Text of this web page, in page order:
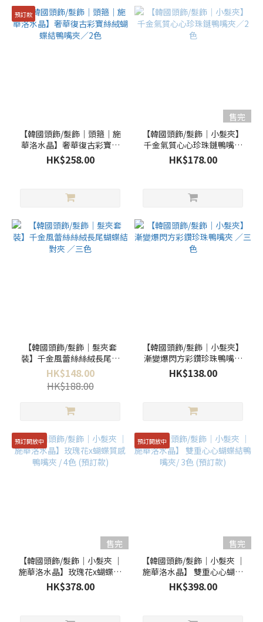
預訂款
【韓國頭飾/髮飾｜頭箍｜施
華洛水晶】奢華復古彩寶絲
絨蝴蝶結鴨嘴夾／2色
HK$258.00
售完
【韓國頭飾/髮飾｜小髮夾】
千金氣質心心珍珠鏈鴨嘴夾
／2色
HK$178.00
【韓國頭飾/髮飾｜髮夾套
裝】千金風蕾絲絲絨長尾蝴
蝶結對夾 ／三色
HK$148.00
HK$188.00
【韓國頭飾/髮飾｜小髮夾】
漸變爆閃方彩鑽珍珠鴨嘴夾
／三色
HK$138.00
預訂開放中
售完
【韓國頭飾/髮飾｜小髮夾 ｜
施華洛水晶】玫瑰花x蝴蝶質
感鴨嘴夾 / 4色 (預訂款)
HK$378.00
預訂開放中
售完
【韓國頭飾/髮飾｜小髮夾 ｜
施華洛水晶】 雙重心心蝴蝶
結鴨嘴夾/ 3色 (預訂款)
HK$398.00